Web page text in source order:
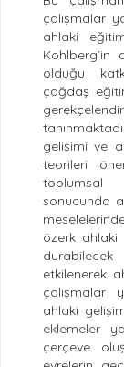
çalışmalar
ahlaki
Kohlberg’in
olduğu
çağdaş
gelişimi ve
teorileri
toplumsal
sonucunda
özerk ahlaki
etkilenerek
çalışmalar
ahlaki
eklemeler
çerçeve